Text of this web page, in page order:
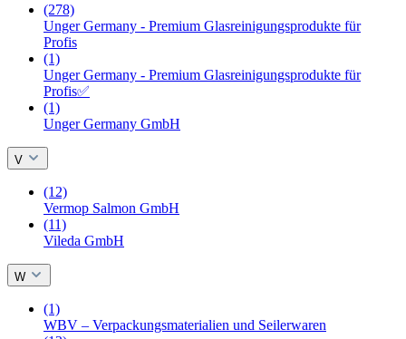
(278)
Unger Germany - Premium Glasreinigungsprodukte für
Profis
(1)
Unger Germany - Premium Glasreinigungsprodukte für
Profis✅
(1)
Unger Germany GmbH
V
(12)
Vermop Salmon GmbH
(11)
Vileda GmbH
W
(1)
WBV – Verpackungsmaterialien und Seilerwaren